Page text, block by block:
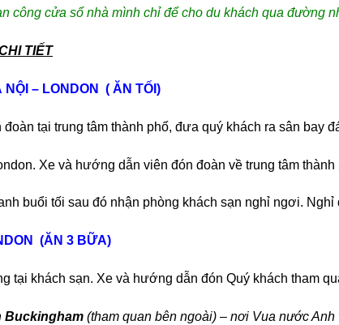
công cửa sổ nhà mình chỉ để cho du khách qua đường
TIẾT
NỘI – LONDON ( ĂN TỐI )
đoàn tại trung tâm thành phố, đưa quý khách ra sân bay
Xe và hướng dẫn viên đón đoàn về trung tâm thành
buổi tối sau đó nhận phòng khách sạn nghỉ ngơi. Nghỉ
(ĂN 3 BỮA)
tại khách sạn. Xe và hướng dẫn đón Quý khách tham
Buckingham (tham quan bên ngoài) – nơi Vua nước